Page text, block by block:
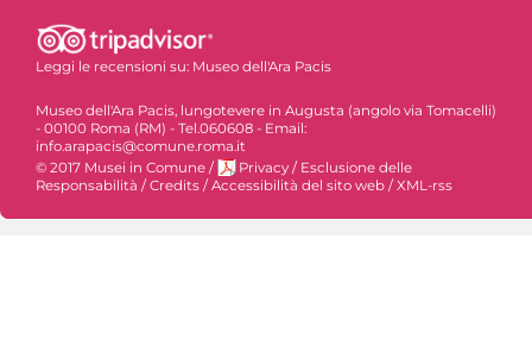
Leggi le recensioni su: Museo dell'Ara Pacis
Museo dell'Ara Pacis, lungotevere in Augusta (angolo via Tomacelli)
- 00100 Roma (RM) - Tel.060608 - Email:
info.arapacis@comune.roma.it
© 2017 Musei in Comune / Privacy / Esclusione delle
Responsabilità /Credits /Accessibilità del sito web /XML-rss